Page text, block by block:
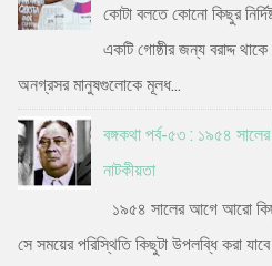
কোটা বলতে কোনো কিছুর
একটি গোষ্ঠীর জন্য বরাদ্দ
অনগ্রসর মানুষগুলোকে মূলধ...
বঙ্গকথা পর্ব-৫৩ : ১৯৫৪
নাটকীয়তা
১৯৫৪ সালের আগে আরো
সে সময়ের পরিস্থিতি কিছুটা উপলব্ধি করা